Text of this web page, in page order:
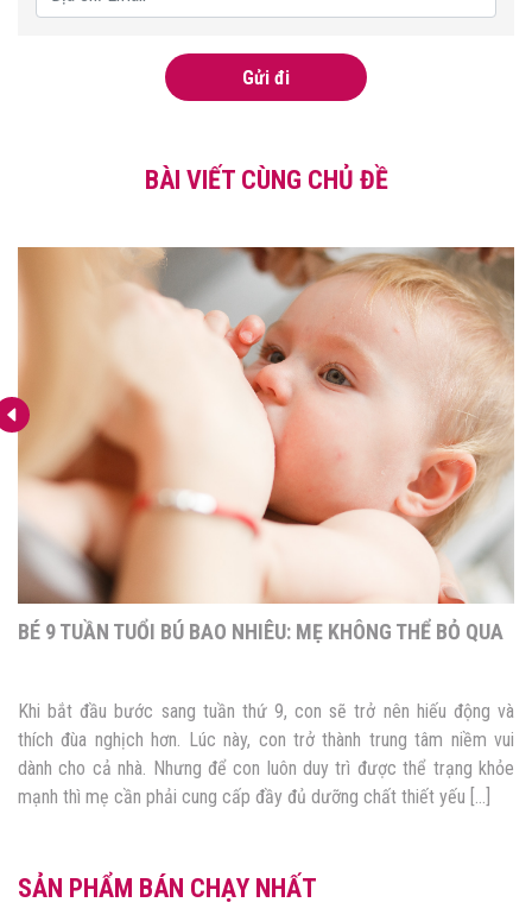
Gửi đi
BÀI VIẾT CÙNG CHỦ ĐỀ
BÉ 9 TUẦN TUỔI BÚ BAO NHIÊU: MẸ KHÔNG THỂ BỎ QUA
Khi bắt đầu bước sang tuần thứ 9, con sẽ trở nên hiếu động và
thích đùa nghịch hơn. Lúc này, con trở thành trung tâm niềm vui
dành cho cả nhà. Nhưng để con luôn duy trì được thể trạng khỏe
mạnh thì mẹ cần phải cung cấp đầy đủ dưỡng chất thiết yếu […]
SẢN PHẨM BÁN CHẠY NHẤT